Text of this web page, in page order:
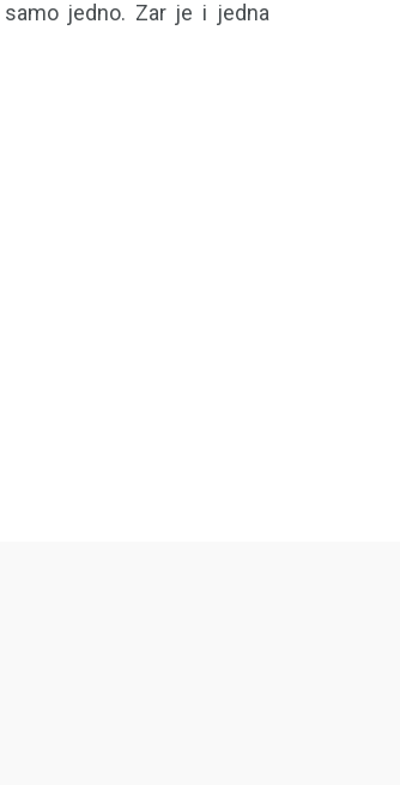
samo jedno. Zar je i jedna